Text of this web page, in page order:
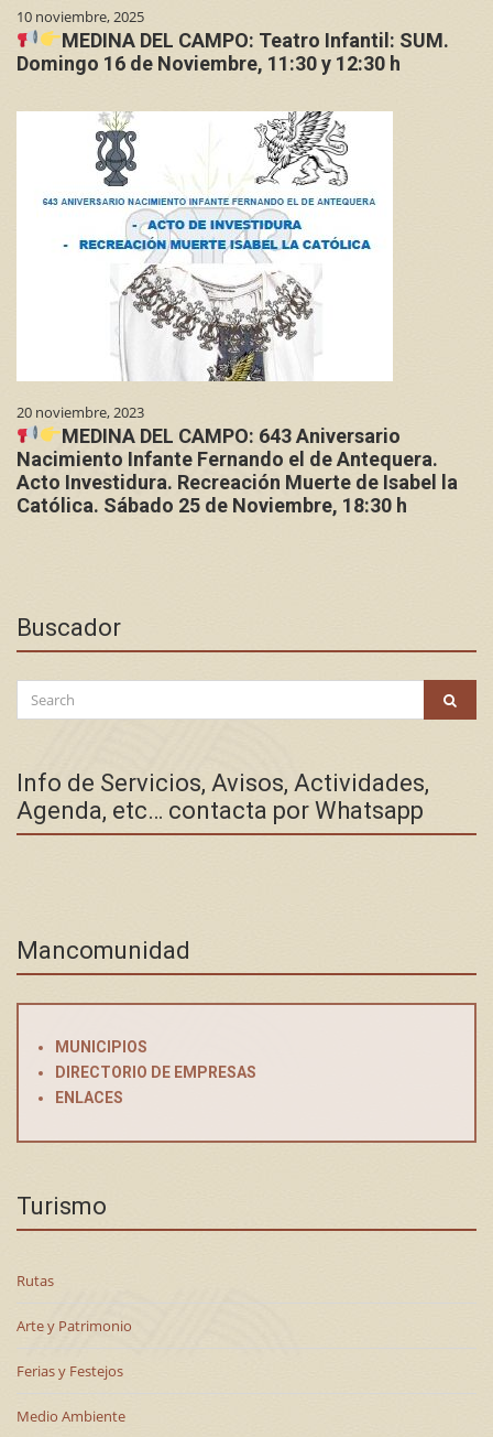
10 noviembre, 2025
MEDINA DEL CAMPO: Teatro Infantil: SUM.
Domingo 16 de Noviembre, 11:30 y 12:30 h
20 noviembre, 2023
MEDINA DEL CAMPO: 643 Aniversario
Nacimiento Infante Fernando el de Antequera.
Acto Investidura. Recreación Muerte de Isabel la
Católica. Sábado 25 de Noviembre, 18:30 h
Buscador
for:
Info de Servicios, Avisos, Actividades,
Agenda, etc… contacta por Whatsapp
Mancomunidad
MUNICIPIOS
DIRECTORIO DE EMPRESAS
ENLACES
Turismo
Rutas
Arte y Patrimonio
Ferias y Festejos
Medio Ambiente